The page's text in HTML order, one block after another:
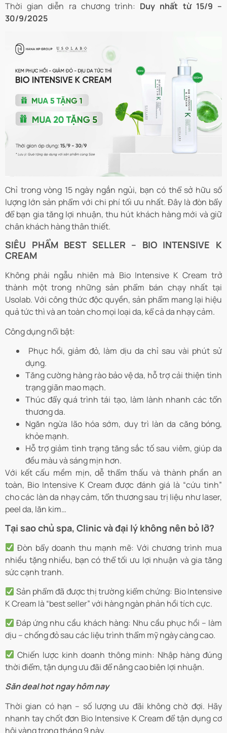
Thời gian diễn ra chương trình: Duy nhất từ 15/9 –
30/9/2025
Chỉ trong vòng 15 ngày ngắn ngủi, bạn có thể sở hữu số
lượng lớn sản phẩm với chi phí tối ưu nhất. Đây là đòn bẩy
để bạn gia tăng lợi nhuận, thu hút khách hàng mới và giữ
chân khách hàng thân thiết.
SIÊU PHẨM BEST SELLER – BIO INTENSIVE K
CREAM
Không phải ngẫu nhiên mà Bio Intensive K Cream trở
thành một trong những sản phẩm bán chạy nhất tại
Usolab. Với công thức độc quyền, sản phẩm mang lại hiệu
quả tức thì và an toàn cho mọi loại da, kể cả da nhạy cảm.
Công dụng nổi bật:
Phục hồi, giảm đỏ, làm dịu da chỉ sau vài phút sử
dụng.
Tăng cường hàng rào bảo vệ da, hỗ trợ cải thiện tình
trạng giãn mao mạch.
Thúc đẩy quá trình tái tạo, làm lành nhanh các tổn
thương da.
Ngăn ngừa lão hóa sớm, duy trì làn da căng bóng,
khỏe mạnh.
Hỗ trợ giảm tình trạng tăng sắc tố sau viêm, giúp da
đều màu và sáng mịn hơn.
Với kết cấu mềm mịn, dễ thẩm thấu và thành phần an
toàn, Bio Intensive K Cream được đánh giá là “cứu tinh”
cho các làn da nhạy cảm, tổn thương sau trị liệu như laser,
peel da, lăn kim…
Tại sao chủ spa, Clinic và đại lý không nên bỏ lỡ?
Đòn bẩy doanh thu mạnh mẽ: Với chương trình mua
nhiều tặng nhiều, bạn có thể tối ưu lợi nhuận và gia tăng
sức cạnh tranh.
Sản phẩm đã được thị trường kiểm chứng: Bio Intensive
K Cream là “best seller” với hàng ngàn phản hồi tích cực.
Đáp ứng nhu cầu khách hàng: Nhu cầu phục hồi – làm
dịu – chống đỏ sau các liệu trình thẩm mỹ ngày càng cao.
Chiến lược kinh doanh thông minh: Nhập hàng đúng
thời điểm, tận dụng ưu đãi để nâng cao biên lợi nhuận.
Săn deal hot ngay hôm nay
Thời gian có hạn – số lượng ưu đãi không chờ đợi. Hãy
nhanh tay chốt đơn Bio Intensive K Cream để tận dụng cơ
hội vàng trong tháng 9 này.